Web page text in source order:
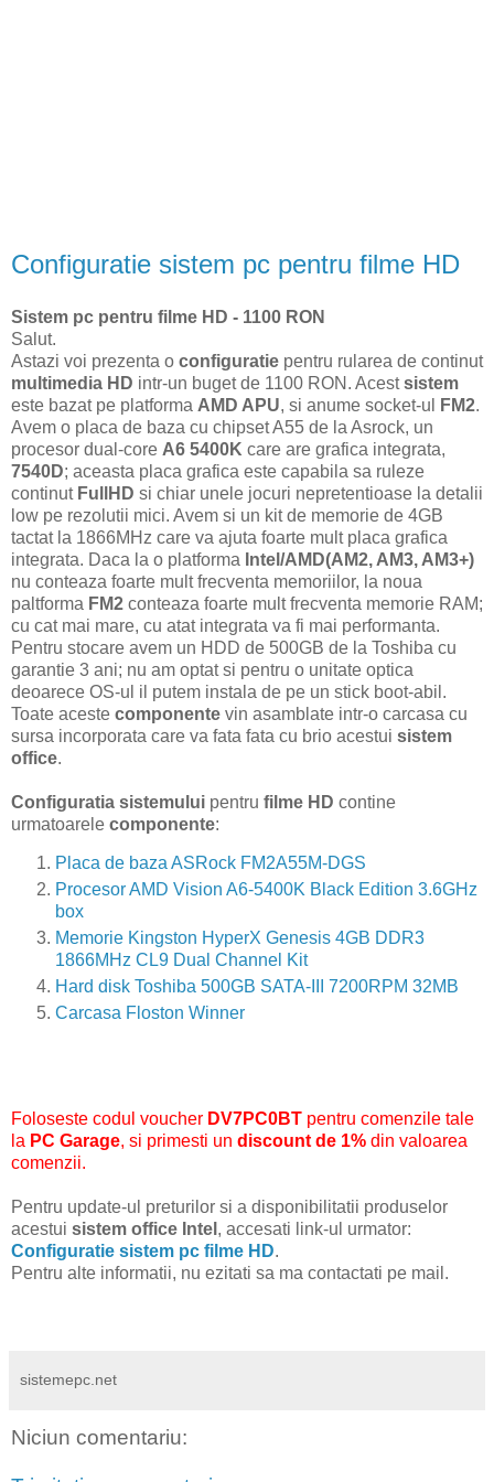
Configuratie sistem pc pentru filme HD
Sistem pc pentru filme HD - 1100 RON
Salut.
Astazi voi prezenta o configuratie pentru rularea de continut
multimedia HD intr-un buget de 1100 RON. Acestsistem
este bazat pe platforma AMD APU, si anume socket-ul FM2.
Avem o placa de baza cu chipset A55 de la Asrock, un
procesor dual-core A6 5400K care are grafica integrata,
7540D; aceasta placa grafica este capabila sa ruleze
continut FullHD si chiar unele jocuri nepretentioase la detalii
low pe rezolutii mici. Avem si un kit de memorie de 4GB
tactat la 1866MHz care va ajuta foarte mult placa grafica
integrata. Daca la o platforma Intel/AMD(AM2, AM3, AM3+)
nu conteaza foarte mult frecventa memoriilor, la noua
paltforma FM2 conteaza foarte mult frecventa memorie RAM;
cu cat mai mare, cu atat integrata va fi mai performanta.
Pentru stocare avem un HDD de 500GB de la Toshiba cu
garantie 3 ani; nu am optat si pentru o unitate optica
deoarece OS-ul il putem instala de pe un stick boot-abil.
Toate aceste componente vin asamblate intr-o carcasa cu
sursa incorporata care va fata fata cu brio acestui sistem
office.
Configuratia sistemului pentru filme HD contine
urmatoarele componente:
Placa de baza ASRock FM2A55M-DGS
Procesor AMD Vision A6-5400K Black Edition 3.6GHz
box
Memorie Kingston HyperX Genesis 4GB DDR3
1866MHz CL9 Dual Channel Kit
Hard disk Toshiba 500GB SATA-III 7200RPM 32MB
Carcasa Floston Winner
Foloseste codul voucher DV7PC0BT pentru comenzile tale
la PC Garage, si primesti un discount de 1% din valoarea
comenzii.
Pentru update-ul preturilor si a disponibilitatii produselor
acestui sistem office Intel , accesati link-ul urmator:
Configuratie sistem pc filme HD.
Pentru alte informatii, nu ezitati sa ma contactati pe mail.
sistemepc.net
Niciun comentariu: